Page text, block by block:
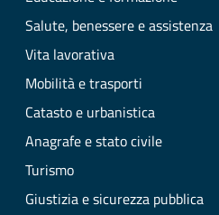
Salute, benessere e assistenza
Vita lavorativa
Mobilità e trasporti
Catasto e urbanistica
Anagrafe e stato civile
Turismo
Giustizia e sicurezza pubblica